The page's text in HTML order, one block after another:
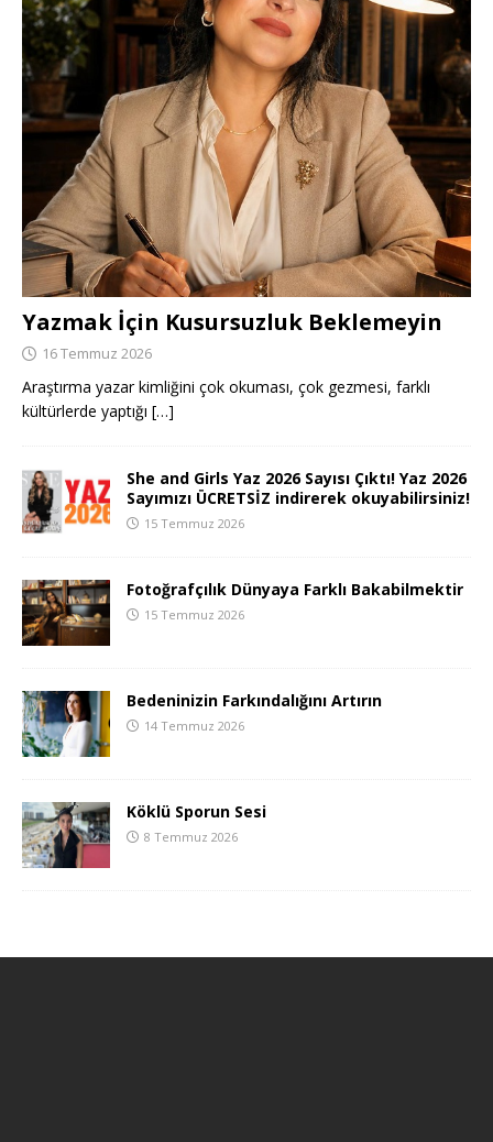
Yazmak İçin Kusursuzluk Beklemeyin
16 Temmuz 2026
Araştırma yazar kimliğini çok okuması, çok gezmesi, farklı
kültürlerde yaptığı […]
She and Girls Yaz 2026 Sayısı Çıktı! Yaz 2026
Sayımızı ÜCRETSİZ indirerek okuyabilirsiniz!
15 Temmuz 2026
Fotoğrafçılık Dünyaya Farklı Bakabilmektir
15 Temmuz 2026
Bedeninizin Farkındalığını Artırın
14 Temmuz 2026
Köklü Sporun Sesi
8 Temmuz 2026